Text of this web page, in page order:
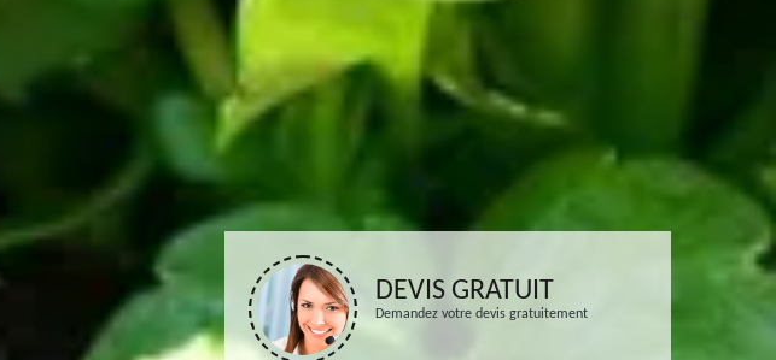
DEVIS GRATUIT
Demandez votre devis gratuitement